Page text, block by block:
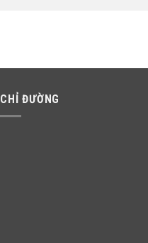
CHỈ ĐƯỜNG